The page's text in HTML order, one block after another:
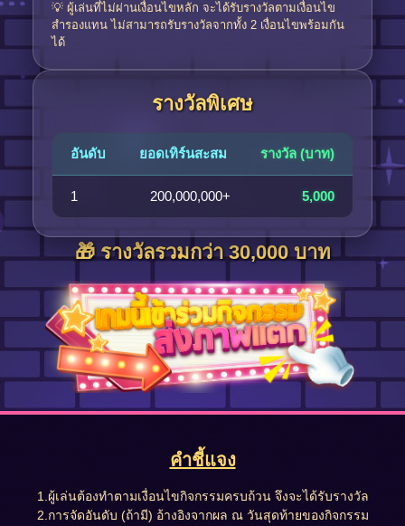
💡 ผู้เล่นที่ไม่ผ่านเงื่อนไขหลัก จะได้รับรางวัลตามเงื่อนไข
สำรองแทน ไม่สามารถรับรางวัลจากทั้ง 2 เงื่อนไขพร้อมกัน
ได้
รางวัลพิเศษ
อันดับ ยอดเทิร์นสะสม รางวัล (บาท)
1 200,000,000+ 5,000
🎁 รางวัลรวมกว่า 30,000 บาท
คำชี้แจง
1.ผู้เล่นต้องทำตามเงื่อนไขกิจกรรมครบถ้วน จึงจะได้รับรางวัล
2.การจัดอันดับ (ถ้ามี) อ้างอิงจากผล ณ วันสุดท้ายของกิจกรรม